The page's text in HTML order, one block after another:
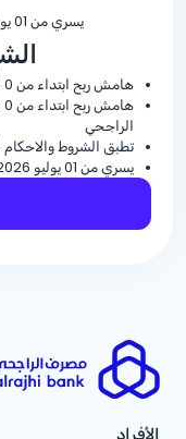
يسري من 01 يوليو 2026 حتى تاريخ 30 يوليو 2026
هامش ربح ابتداء من 0
هامش ربح ابتداء من 0
الراجحي
تطبق الشروط
يسري من 01 يوليو 2026 حتى تاريخ 30 يوليو 2026
الأفراد